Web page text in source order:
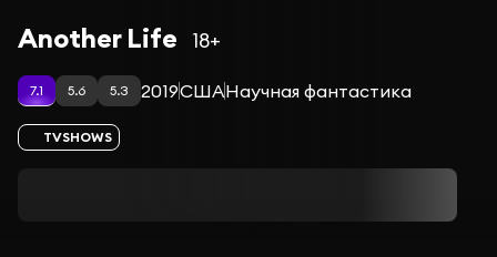
Another Life
18+
7.1 5.6 5.3 2019СШАНаучная фантастика
TVSHOWS